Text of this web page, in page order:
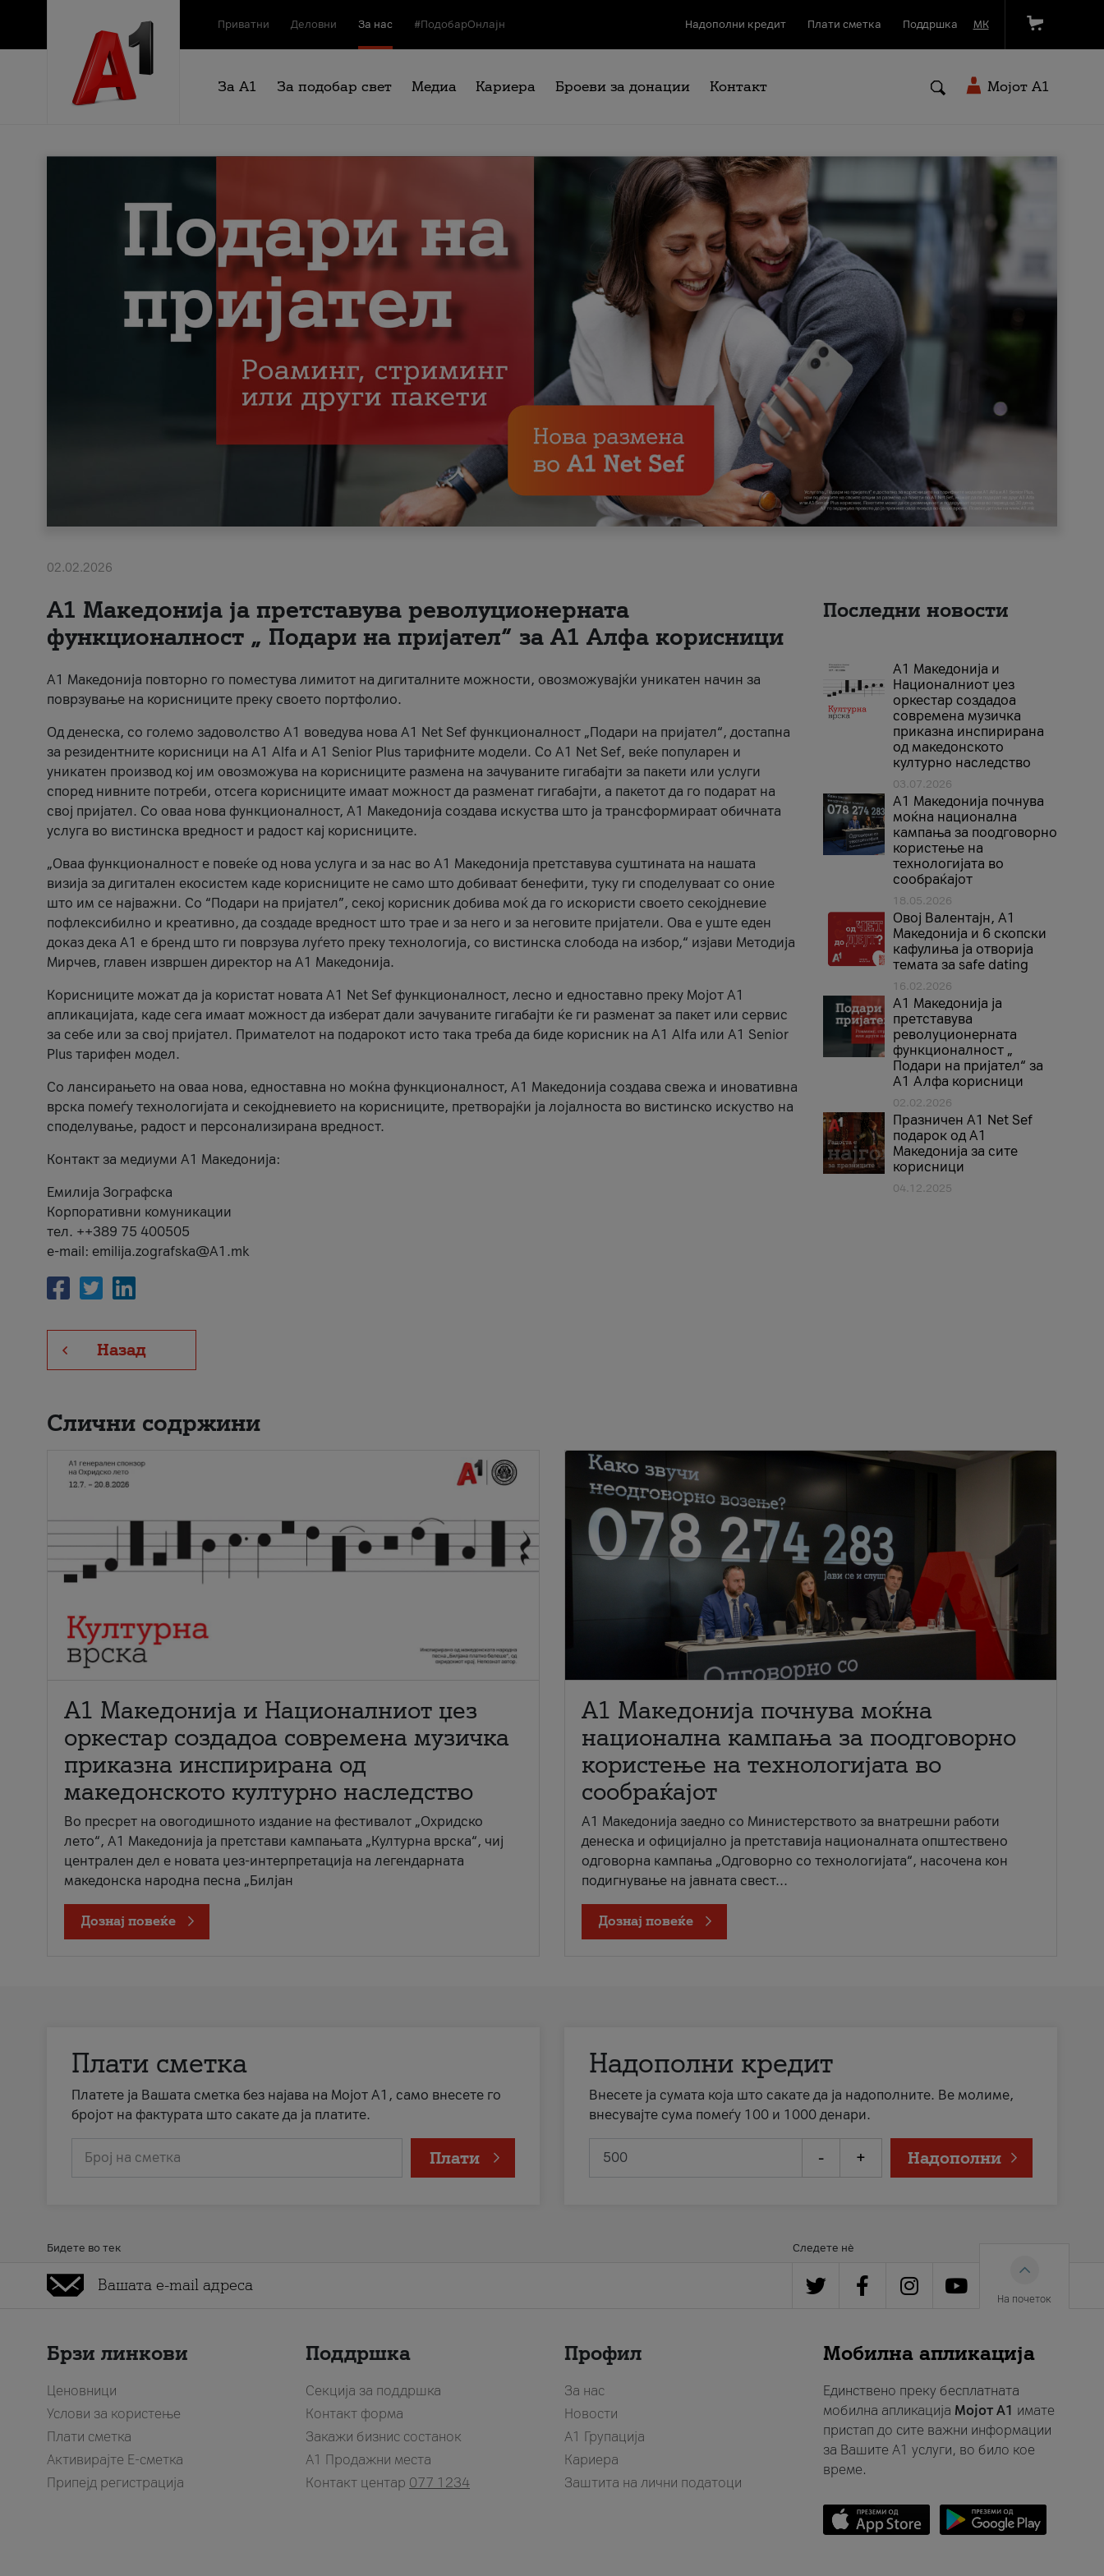
Приватни Деловни За нас #ПодобарОнлајн Надополни кредит Плати сметка Поддршка МК
За А1 За подобар свет Медиа Кариера Броеви за донации Контакт Мојот A1
02.02.2026
А1 Македонија ја претставува револуционерната
функционалност „ Подари на пријател“ за А1 Алфа корисници
А1 Македонија повторно го поместува лимитот на дигиталните можности, овозможувајќи уникатен начин за
поврзување на корисниците преку своето портфолио.
Од денеска, со големо задоволство А1 воведува нова A1 Net Sef функционалност „Подари на пријател“, достапна
за резидентните корисници на А1 Alfa и A1 Senior Plus тарифните модели. Со A1 Net Sef, веќе популарен и
уникатен производ кој им овозможува на корисниците размена на зачуваните гигабајти за пакети или услуги
според нивните потреби, отсега корисниците имаат можност да разменат гигабајти, а пакетот да го подарат на
свој пријател. Со оваа нова функционалност, А1 Македонија создава искуства што ја трансформираат обичната
услуга во вистинска вредност и радост кај корисниците.
„Оваа функционалност е повеќе од нова услуга и за нас во А1 Македонија претставува суштината на нашата
визија за дигитален екосистем каде корисниците не само што добиваат бенефити, туку ги споделуваат со оние
што им се најважни. Со “Подари на пријател”, секој корисник добива моќ да го искористи своето секојдневие
пофлексибилно и креативно, да создаде вредност што трае и за него и за неговите пријатели. Ова е уште еден
доказ дека А1 е бренд што ги поврзува луѓето преку технологија, со вистинска слобода на избор,“ изјави Методија
Мирчев, главен извршен директор на А1 Македонија.
Корисниците можат да ја користат новата А1 Net Sef функционалност, лесно и едноставно преку Мојот А1
апликацијата, каде сега имаат можност да изберат дали зачуваните гигабајти ќе ги разменат за пакет или сервис
за себе или за свој пријател. Примателот на подарокот исто така треба да биде корисник на А1 Alfa или A1 Senior
Plus тарифен модел.
Со лансирањето на оваа нова, едноставна но моќна функционалност, А1 Македонија создава свежа и иновативна
врска помеѓу технологијата и секојдневието на корисниците, претворајќи ја лојалноста во вистинско искуство на
споделување, радост и персонализирана вредност.
Контакт за медиуми А1 Македонија:
Емилија Зографска
Корпоративни комуникации
тел. ++389 75 400505
e-mail: emilija.zografska@A1.mk
Назад
Последни новости
А1 Македонија и
Националниот џез
оркестар создадоа
современа музичка
приказна инспирирана
од македонското
културно наследство
03.07.2026
A1 Македонија почнува
моќна национална
кампања за поодговорно
користење на
технологијата во
сообраќајот
18.05.2026
Овој Валентајн, A1
Македонија и 6 скопски
кафулиња ја отворија
темата за safe dating
16.02.2026
А1 Македонија ја
претставува
револуционерната
функционалност „
Подари на пријател“ за
А1 Алфа корисници
02.02.2026
Празничен A1 Net Sеf
подарок од А1
Македонија за сите
корисници
04.12.2025
Слични содржини
А1 Македонија и Националниот џез
оркестар создадоа современа музичка
приказна инспирирана од
македонското културно наследство
Во пресрет на овогодишното издание на фестивалот „Охридско
лето“, А1 Македонија ја претстави кампањата „Културна врска“, чиј
централен дел е новата џез-интерпретација на легендарната
македонска народна песна „Билјан
Дознај повеќе
A1 Македонија почнува моќна
национална кампања за поодговорно
користење на технологијата во
сообраќајот
A1 Македонија заедно со Министерството за внатрешни работи
денеска и официјално ја претставија националната општествено
одговорна кампања „Одговорно со технологијата“, насочена кон
подигнување на јавната свест...
Дознај повеќе
Плати сметка
Платете ја Вашата сметка без најава на Мојот А1, само внесете го
бројот на фактурата што сакате да ја платите.
Број на сметка Плати
Надополни кредит
Внесете ја сумата која што сакате да ја надополните. Ве молиме,
внесувајте сума помеѓу 100 и 1000 денари.
- + Надополни
Бидете во тек Следете нè
На почеток
Брзи линкови
Ценовници
Услови за користење
Плати сметка
Активирајте Е-сметка
Припејд регистрација
Поддршка
Секција за поддршка
Контакт форма
Закажи бизнис состанок
A1 Продажни места
Контакт центар 077 1234
Профил
За нас
Новости
А1 Групација
Кариера
Заштита на лични податоци
Мобилна апликација
Единствено преку бесплатната
мобилна апликација Мојот A1 имате
пристап до сите важни информации
за Вашите A1 услуги, во било кое
време.